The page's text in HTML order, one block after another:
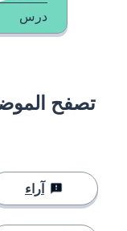
درس
تصفح
آراء